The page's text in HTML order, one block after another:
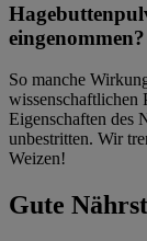
eingenommen?
So manche
wissenschaftlichen
Eigenschaften des
unbestritten. Wir
Weizen!
Gute